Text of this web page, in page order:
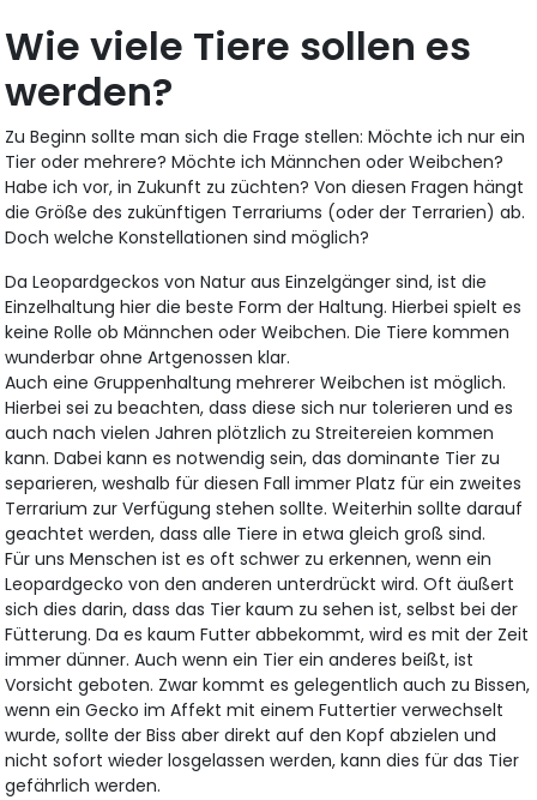
Wie viele Tiere sollen es
werden?
Zu Beginn sollte man sich die Frage stellen: Möchte ich nur ein
Tier oder mehrere? Möchte ich Männchen oder Weibchen?
Habe ich vor, in Zukunft zu züchten? Von diesen Fragen hängt
die Größe des zukünftigen Terrariums (oder der Terrarien) ab.
Doch welche Konstellationen sind möglich?
Da Leopardgeckos von Natur aus Einzelgänger sind, ist die
Einzelhaltung hier die beste Form der Haltung. Hierbei spielt es
keine Rolle ob Männchen oder Weibchen. Die Tiere kommen
wunderbar ohne Artgenossen klar.
Auch eine Gruppenhaltung mehrerer Weibchen ist möglich.
Hierbei sei zu beachten, dass diese sich nur tolerieren und es
auch nach vielen Jahren plötzlich zu Streitereien kommen
kann. Dabei kann es notwendig sein, das dominante Tier zu
separieren, weshalb für diesen Fall immer Platz für ein zweites
Terrarium zur Verfügung stehen sollte. Weiterhin sollte darauf
geachtet werden, dass alle Tiere in etwa gleich groß sind.
Für uns Menschen ist es oft schwer zu erkennen, wenn ein
Leopardgecko von den anderen unterdrückt wird. Oft äußert
sich dies darin, dass das Tier kaum zu sehen ist, selbst bei der
Fütterung. Da es kaum Futter abbekommt, wird es mit der Zeit
immer dünner. Auch wenn ein Tier ein anderes beißt, ist
Vorsicht geboten. Zwar kommt es gelegentlich auch zu Bissen,
wenn ein Gecko im Affekt mit einem Futtertier verwechselt
wurde, sollte der Biss aber direkt auf den Kopf abzielen und
nicht sofort wieder losgelassen werden, kann dies für das Tier
gefährlich werden.